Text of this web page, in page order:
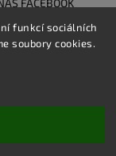
funkcí sociálních
soubory cookies.